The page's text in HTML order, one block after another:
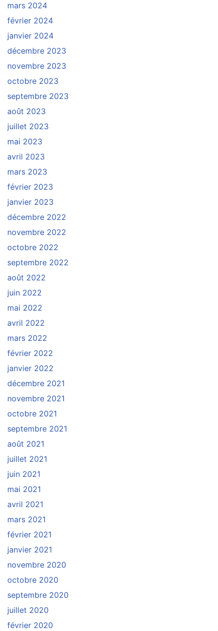
mars 2024
février 2024
janvier 2024
décembre 2023
novembre 2023
octobre 2023
septembre 2023
août 2023
juillet 2023
mai 2023
avril 2023
mars 2023
février 2023
janvier 2023
décembre 2022
novembre 2022
octobre 2022
septembre 2022
août 2022
juin 2022
mai 2022
avril 2022
mars 2022
février 2022
janvier 2022
décembre 2021
novembre 2021
octobre 2021
septembre 2021
août 2021
juillet 2021
juin 2021
mai 2021
avril 2021
mars 2021
février 2021
janvier 2021
novembre 2020
octobre 2020
septembre 2020
juillet 2020
février 2020